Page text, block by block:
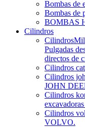
Bombas de
Bombas de
BOMBAS
Cilindros
Cilindros
Pulgadas
directos de
Cilindros cat
Cilindros
JOHN
Cilindros
Cilindros
VOLVO.